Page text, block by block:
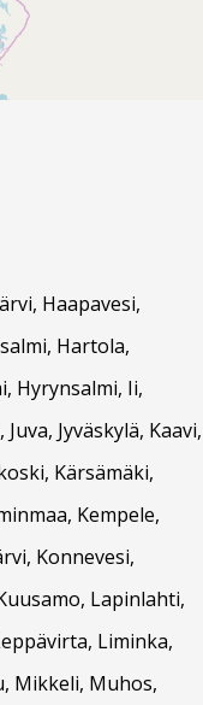
Haapavesi,
Hartola,
Hyrynsalmi, Ii,
Jyväskylä, Kaavi,
Kärsämäki,
Kempele,
Konnevesi,
Lapinlahti,
Liminka,
Mikkeli, Muhos,